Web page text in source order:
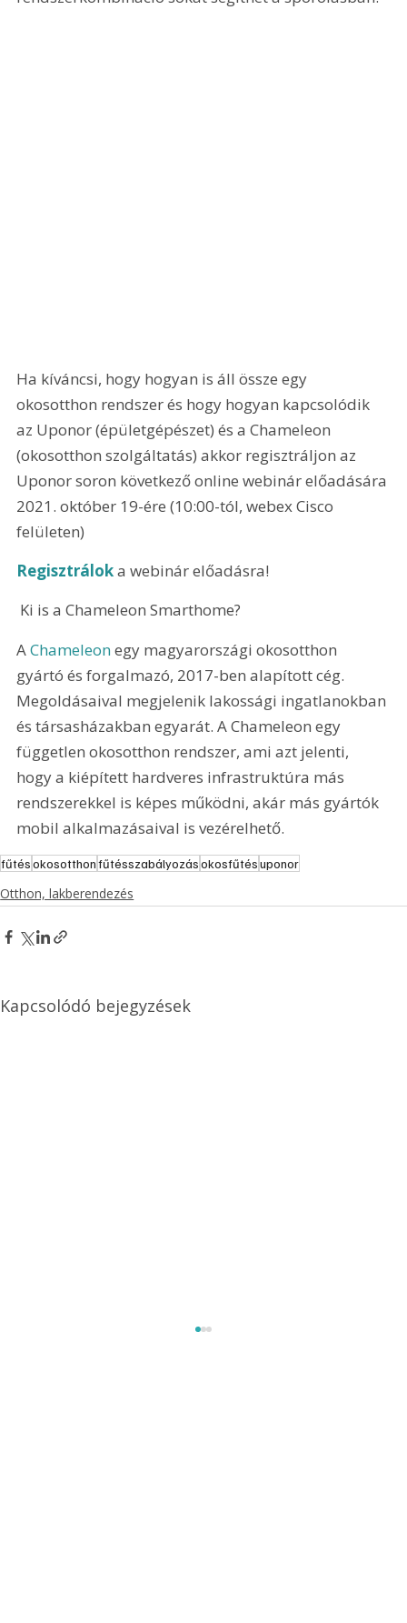
Ha kíváncsi, hogy hogyan is áll össze egy
okosotthon rendszer és hogy hogyan kapcsolódik
az Uponor (épületgépészet) és a Chameleon
(okosotthon szolgáltatás) akkor regisztráljon az
Uponor soron következő online webinár előadására
2021. október 19-ére (10:00-tól, webex Cisco
felületen)
Regisztrálok a webinár előadásra!
Ki is a Chameleon Smarthome?
A Chameleon egy magyarországi okosotthon
gyártó és forgalmazó, 2017-ben alapított cég.
Megoldásaival megjelenik lakossági ingatlanokban
és társasházakban egyarát. A Chameleon egy
független okosotthon rendszer, ami azt jelenti,
hogy a kiépített hardveres infrastruktúra más
rendszerekkel is képes működni, akár más gyártók
mobil alkalmazásaival is vezérelhető.
fűtésokosotthonfűtésszabályozásokosfűtésuponor
Otthon, lakberendezés
Kapcsolódó bejegyzések